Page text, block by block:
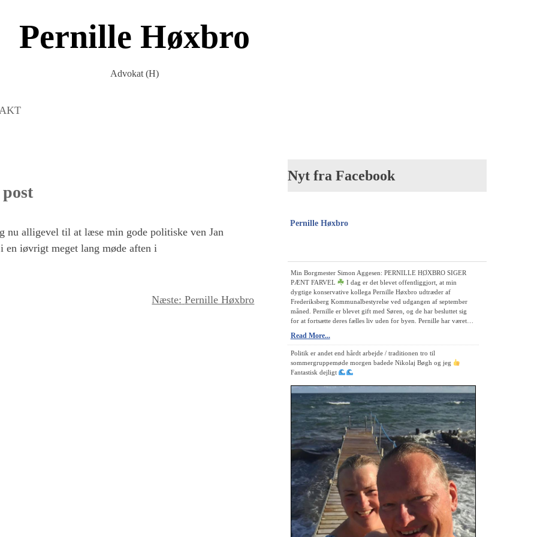
Pernille Høxbro
Advokat (H)
alligevel til at læse min gode politiske ven Jan
en iøvrigt meget lang møde aften i
Næste: Pernille Høxbro
Nyt fra Facebook
Pernille Høxbro
Min Borgmester Simon Aggesen: PERNILLE HØXBRO SIGER
PÆNT FARVEL
I dag er det blevet offentliggjort, at min
dygtige konservative kollega Pernille Høxbro udtræder af
Frederiksberg Kommunalbestyrelse ved udgangen af september
måned. Pernille er blevet gift med Søren, og de har besluttet sig
for at fortsætte deres fælles liv uden for byen. Pernille har været…
Read More...
Politik er andet end hårdt arbejde / traditionen tro til
sommergruppemøde morgen badede Nikolaj Bøgh og jeg
Fantastisk dejligt